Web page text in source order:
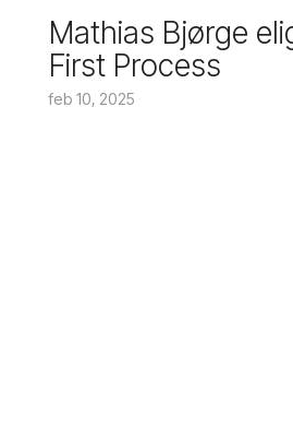
Mathias Bjørge
First Process
feb 10, 2025